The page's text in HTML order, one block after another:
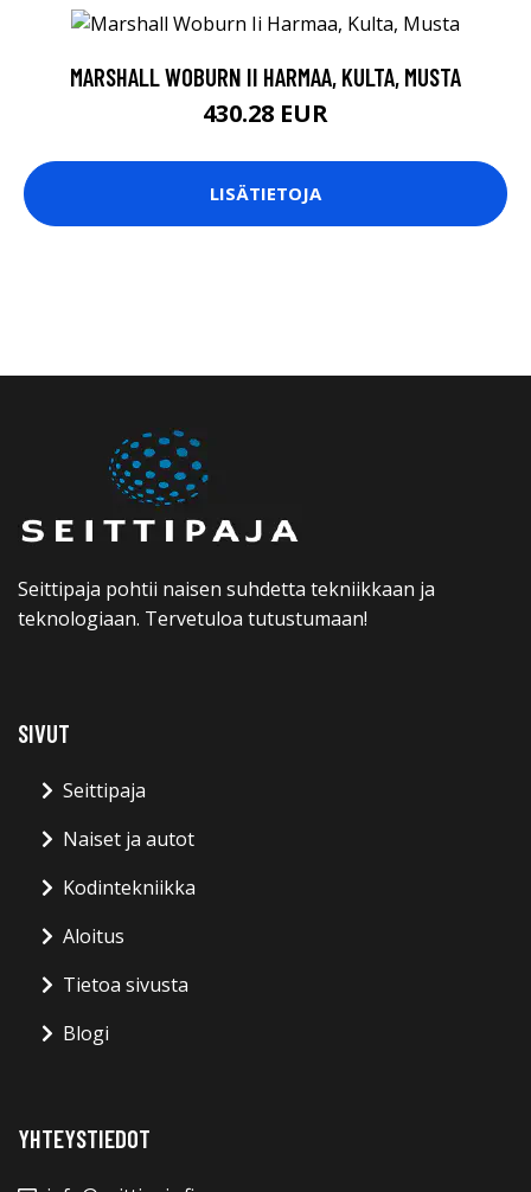
MARSHALL WOBURN II HARMAA, KULTA, MUSTA
430.28 EUR
LISÄTIETOJA
Seittipaja pohtii naisen suhdetta tekniikkaan ja
teknologiaan. Tervetuloa tutustumaan!
SIVUT
Seittipaja
Naiset ja autot
Kodintekniikka
Aloitus
Tietoa sivusta
Blogi
YHTEYSTIEDOT